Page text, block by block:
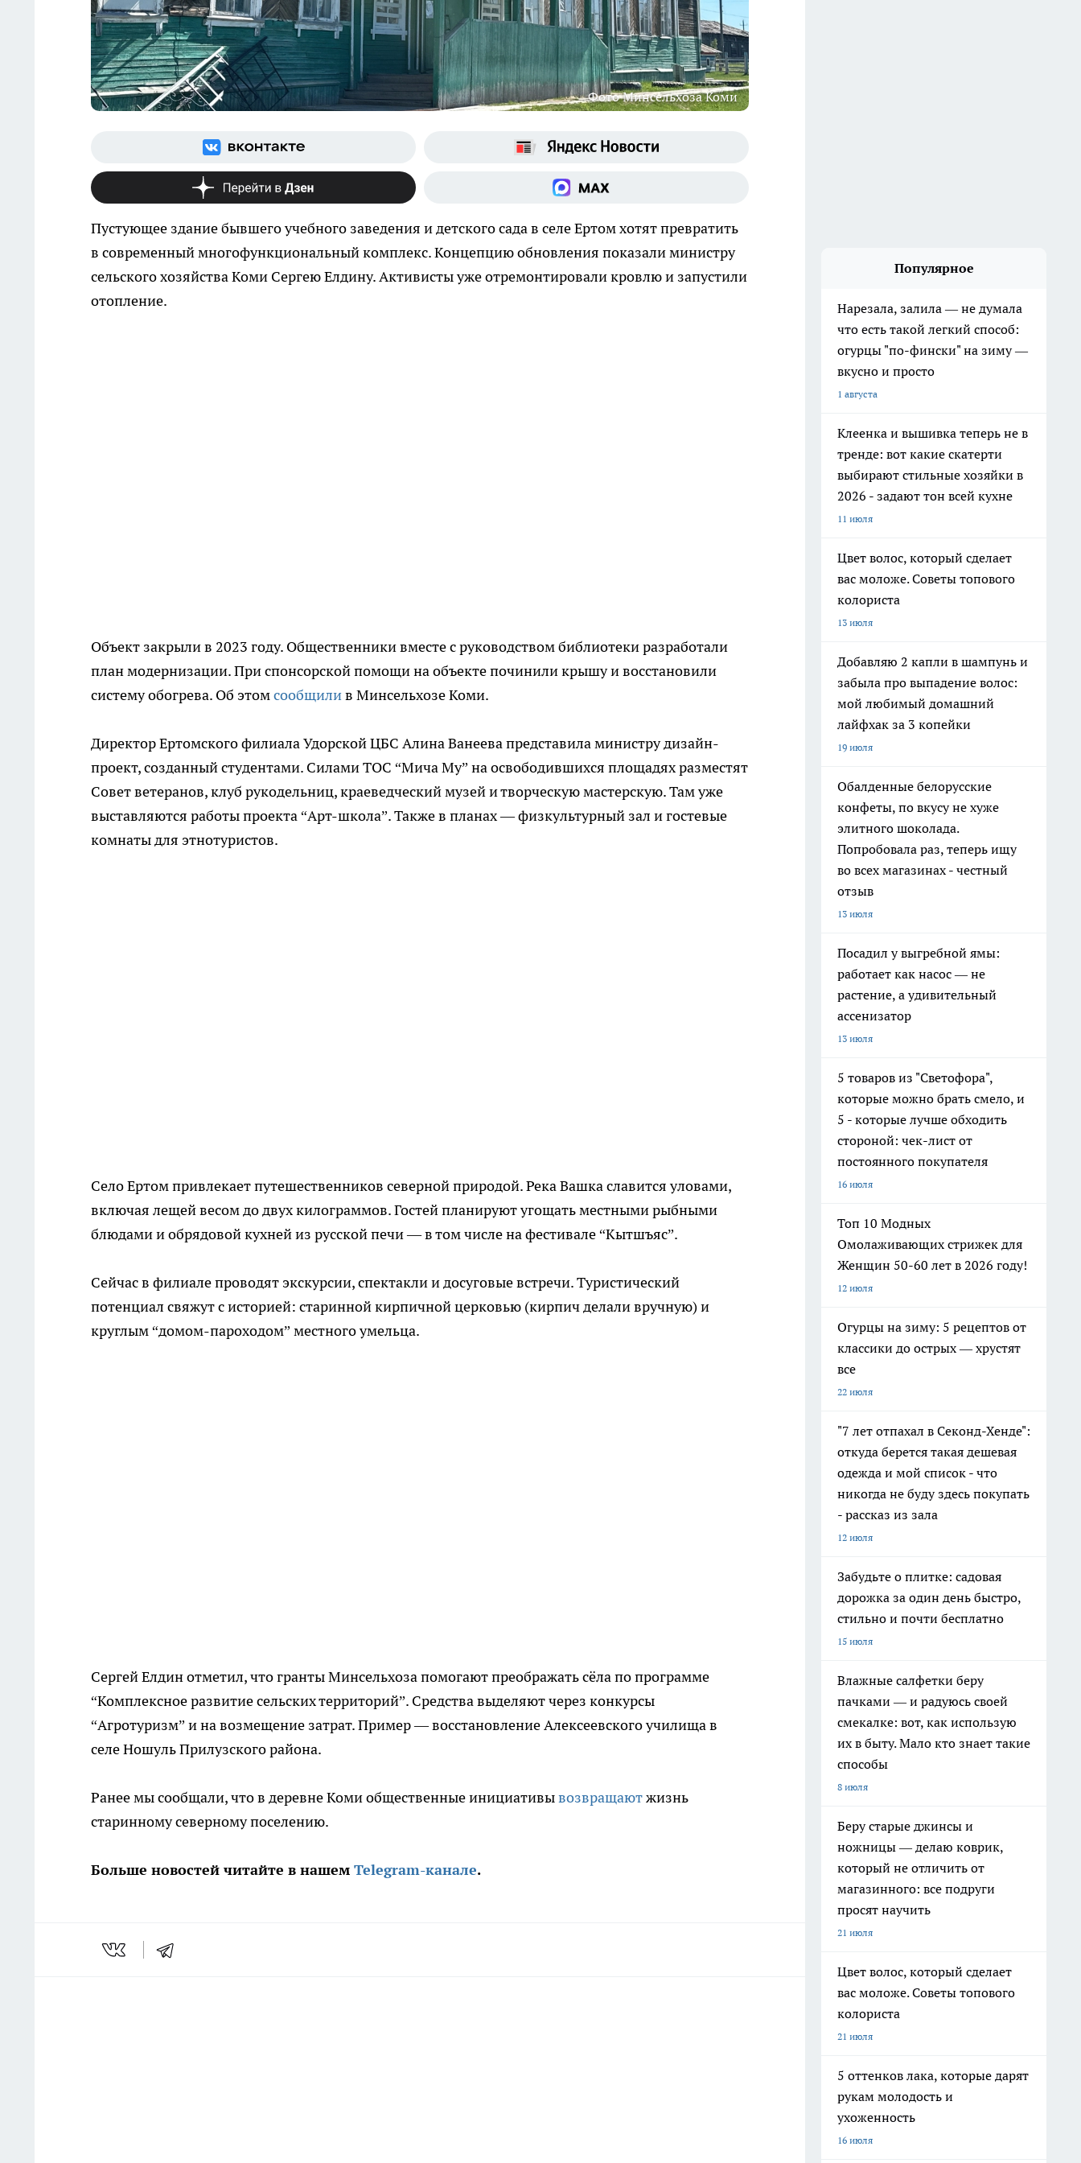
Фото Минсельхоза Коми
Пустующее здание бывшего учебного заведения и детского сада в селе Ертом хотят превратить
в современный многофункциональный комплекс. Концепцию обновления показали министру
сельского хозяйства Коми Сергею Елдину. Активисты уже отремонтировали кровлю и запустили
отопление.
Объект закрыли в 2023 году. Общественники вместе с руководством библиотеки разработали
план модернизации. При спонсорской помощи на объекте починили крышу и восстановили
систему обогрева. Об этомсообщилив Минсельхозе Коми.
Директор Ертомского филиала Удорской ЦБС Алина Ванеева представила министру дизайн-
проект, созданный студентами. Силами ТОС “Мича Му” на освободившихся площадях разместят
Совет ветеранов, клуб рукодельниц, краеведческий музей и творческую мастерскую. Там уже
выставляются работы проекта “Арт-школа”. Также в планах — физкультурный зал и гостевые
комнаты для этнотуристов.
Село Ертом привлекает путешественников северной природой. Река Вашка славится уловами,
включая лещей весом до двух килограммов. Гостей планируют угощать местными рыбными
блюдами и обрядовой кухней из русской печи — в том числе на фестивале “Кытшъяс”.
Сейчас в филиале проводят экскурсии, спектакли и досуговые встречи. Туристический
потенциал свяжут с историей: старинной кирпичной церковью (кирпич делали вручную) и
круглым “домом-пароходом” местного умельца.
Сергей Елдин отметил, что гранты Минсельхоза помогают преображать сёла по программе
“Комплексное развитие сельских территорий”. Средства выделяют через конкурсы
“Агротуризм” и на возмещение затрат. Пример — восстановление Алексеевского училища в
селе Ношуль Прилузского района.
Ранее мы сообщали, что в деревне Коми общественные инициативывозвращаютжизнь
старинному северному поселению.
Больше новостей читайте в нашем Telegram-канале.
Популярное
Нарезала, залила — не думала
что есть такой легкий способ:
огурцы "по-фински" на зиму —
вкусно и просто
1 августа
Клеенка и вышивка теперь не в
тренде: вот какие скатерти
выбирают стильные хозяйки в
2026 - задают тон всей кухне
11 июля
Цвет волос, который сделает
вас моложе. Советы топового
колориста
13 июля
Добавляю 2 капли в шампунь и
забыла про выпадение волос:
мой любимый домашний
лайфхак за 3 копейки
19 июля
Обалденные белорусские
конфеты, по вкусу не хуже
элитного шоколада.
Попробовала раз, теперь ищу
во всех магазинах - честный
отзыв
13 июля
Посадил у выгребной ямы:
работает как насос — не
растение, а удивительный
ассенизатор
13 июля
5 товаров из "Светофора",
которые можно брать смело, и
5 - которые лучше обходить
стороной: чек-лист от
постоянного покупателя
16 июля
Топ 10 Модных
Омолаживающих стрижек для
Женщин 50-60 лет в 2026 году!
12 июля
Огурцы на зиму: 5 рецептов от
классики до острых — хрустят
все
22 июля
"7 лет отпахал в Секонд-Хенде":
откуда берется такая дешевая
одежда и мой список - что
никогда не буду здесь покупать
- рассказ из зала
12 июля
Забудьте о плитке: садовая
дорожка за один день быстро,
стильно и почти бесплатно
15 июля
Влажные салфетки беру
пачками — и радуюсь своей
смекалке: вот, как использую
их в быту. Мало кто знает такие
способы
8 июля
Беру старые джинсы и
ножницы — делаю коврик,
который не отличить от
магазинного: все подруги
просят научить
21 июля
Цвет волос, который сделает
вас моложе. Советы топового
колориста
21 июля
5 оттенков лака, которые дарят
рукам молодость и
ухоженность
16 июля